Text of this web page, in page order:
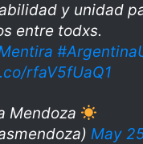
y unidad
entre todxs.
rfaV5fUaQ1
Mendoza
May